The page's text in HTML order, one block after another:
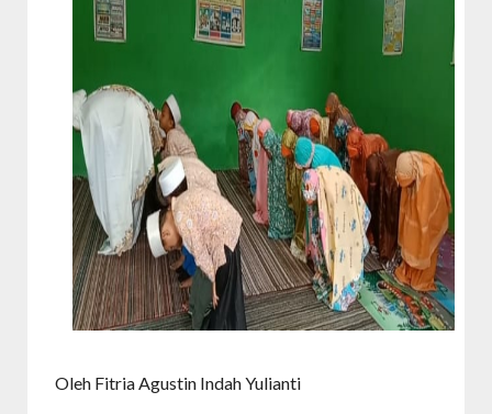
Oleh Fitria Agustin Indah Yulianti